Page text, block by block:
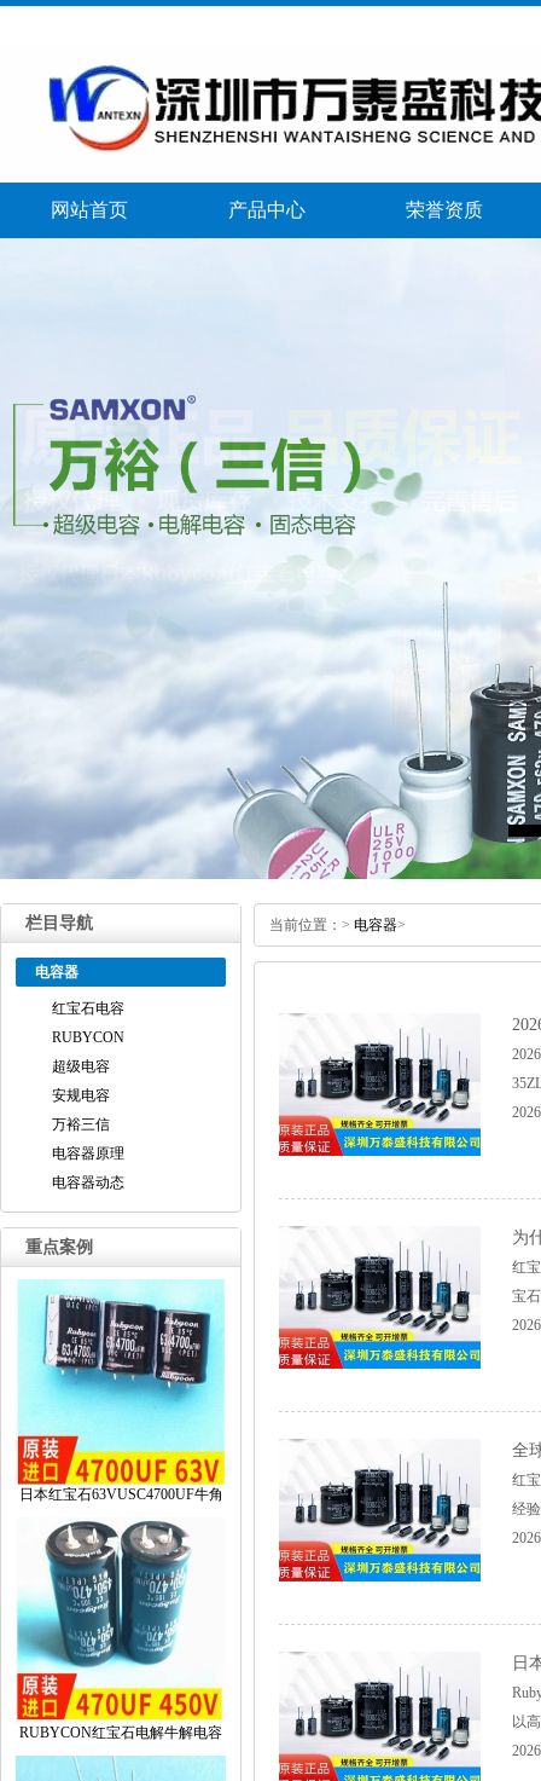
网站首页 产品中心 荣誉资质
栏目导航
电容器
红宝石电容
RUBYCON
超级电容
安规电容
万裕三信
电容器原理
电容器动态
重点案例
日本红宝石63VUSC4700UF牛角
RUBYCON红宝石电解牛解电容
当前位置： > 电容器>
为
红
宝
全
红
经
日
以